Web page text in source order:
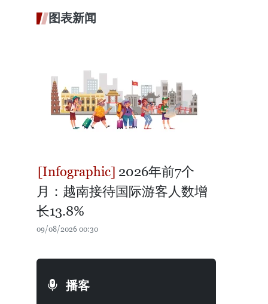
图表新闻
2026年前7个
月：越南接待国际游客人数增
长13.8%
09/08/2026 00:30
播客